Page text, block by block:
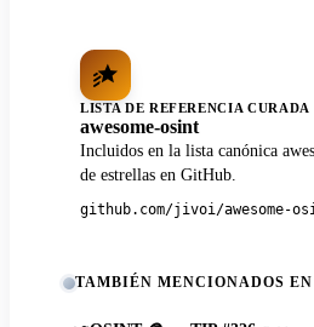
LISTA DE REFERENCIA CURADA
awesome-osint
Incluidos en la lista canónica
de estrellas en GitHub.
github.com/jivoi/awesome-
TAMBIÉN MENCIONADOS EN